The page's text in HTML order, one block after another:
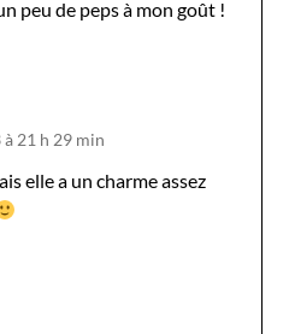
peu de peps à mon goût !
21 h 29 min
elle a un charme assez